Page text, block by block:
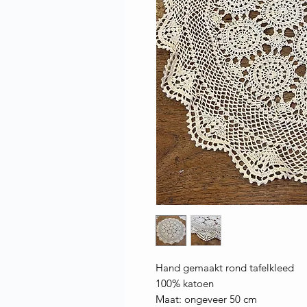
Hand gemaakt rond tafelkleed
100% katoen
Maat: ongeveer 50 cm